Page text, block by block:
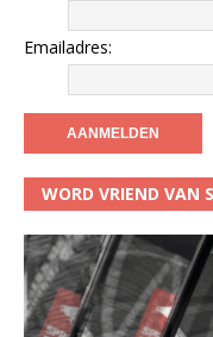
Emailadres:
WORD VRIEND VAN